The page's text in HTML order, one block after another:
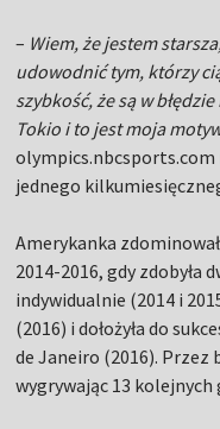
– Wiem, że jestem
udowodnić tym, którzy
szybkość, że są w
Tokio i to jest moja
olympics.nbcsports.com
jednego
Amerykanka
2014-2016, gdy zdobyła
indywidualnie (2014 i
(2016) i dołożyła do
de Janeiro (2016). Przez
wygrywając 13